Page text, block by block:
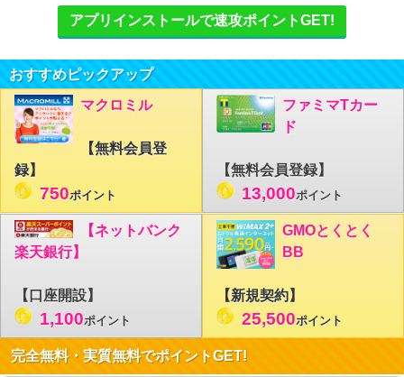
アプリインストールで速攻ポイントGET!
おすすめピックアップ
マクロミル
【無料会員登
録】
750ポイント
ファミマTカー
ド
【無料会員登録】
13,000ポイント
【ネットバンク
楽天銀行】
【口座開設】
1,100ポイント
GMOとくとく
BB
【新規契約】
25,500ポイント
完全無料・実質無料でポイントGET!